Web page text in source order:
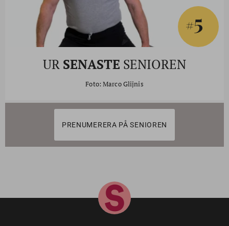
#5
UR SENASTE SENIOREN
Foto: Marco Glijnis
PRENUMERERA PÅ SENIOREN